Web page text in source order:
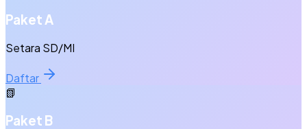
Paket A
Setara SD/MI
Daftar
📗
Paket B